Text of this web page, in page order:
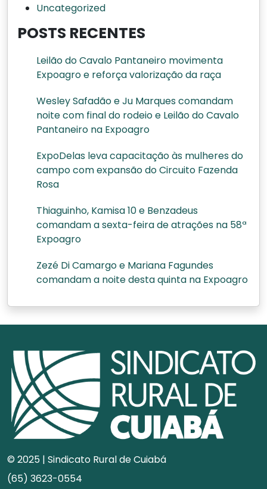
Uncategorized
POSTS RECENTES
Leilão do Cavalo Pantaneiro movimenta
Expoagro e reforça valorização da raça
Wesley Safadão e Ju Marques comandam
noite com final do rodeio e Leilão do Cavalo
Pantaneiro na Expoagro
ExpoDelas leva capacitação às mulheres do
campo com expansão do Circuito Fazenda
Rosa
Thiaguinho, Kamisa 10 e Benzadeus
comandam a sexta-feira de atrações na 58ª
Expoagro
Zezé Di Camargo e Mariana Fagundes
comandam a noite desta quinta na Expoagro
© 2025 | Sindicato Rural de Cuiabá
(65) 3623-0554